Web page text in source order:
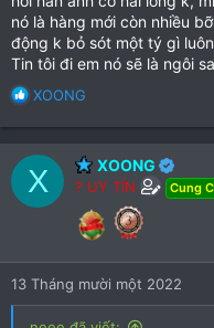
nó là hàng mới còn nhiều
động k bỏ sót một tý gì
Tin tôi đi em nó sẽ là ngôi
R
c
t
i
o
XOONG
X XOONG
? UY TÍN Cung
13 Tháng mười một 2022